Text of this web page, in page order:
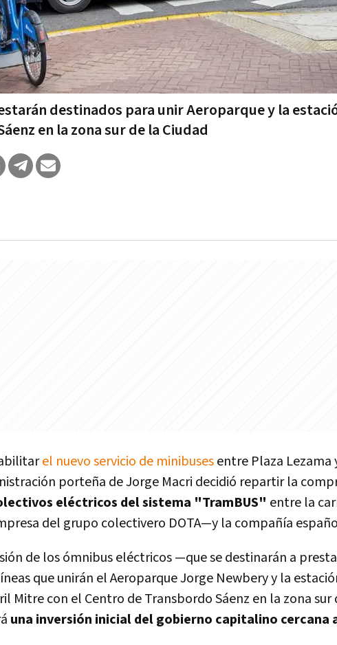
destinados para unir Aeroparque y la
en la zona sur de la Ciudad
el nuevo servicio de minibusesentre Plaza Lezama
porteña de Jorge Macri decidió repartir la
eléctricos del sistema "TramBUS" entre la
del grupo colectivero DOTA—y la compañía
de los ómnibus eléctricos —que se destinarán a
que unirán el Aeroparque Jorge Newbery y la
Mitre con el Centro de Transbordo Sáenz en la zona
una inversión inicial del gobierno capitalino cercana